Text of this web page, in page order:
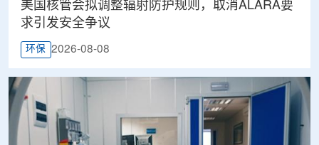
美国核管会拟调整辐射防护规则，取消ALARA要
求引发安全争议
环保 2026-08-08